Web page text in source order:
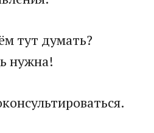
тут думать?
нужна!